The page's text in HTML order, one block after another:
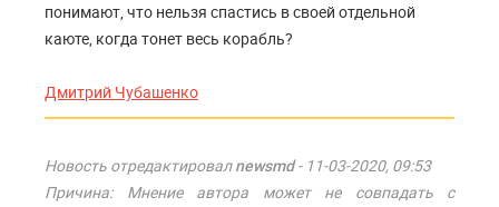
понимают, что нельзя спастись в своей отдельной
каюте, когда тонет весь корабль?
Дмитрий Чубашенко
Новость отредактировалnewsmd- 11-03-2020, 09:53
Причина: Мнение автора может не совпадать с